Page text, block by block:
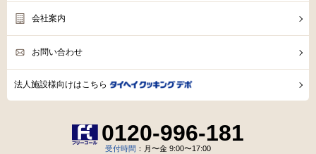
会社案内
お問い合わせ
法人施設様向けはこちら
0120-996-181
受付時間 ：月〜金 9:00〜17:00